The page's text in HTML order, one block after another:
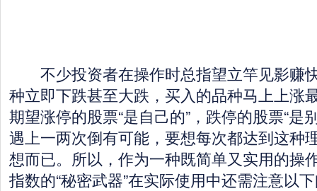
不少投资者在操作时总指望立竿见影赚
种立即下跌甚至大跌，买入的品种马上上涨
期望涨停的股票“是自己的”，跌停的股票“是
遇上一两次倒有可能，要想每次都达到这种
想而已。所以，作为一种既简单又实用的操
指数的“秘密武器”在实际使用中还需注意以